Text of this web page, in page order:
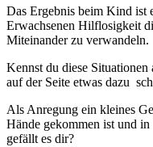
Das Ergebnis beim Kind ist
Erwachsenen Hilflosigkeit
Miteinander zu verwandeln.
Kennst du diese
auf der Seite etwas dazu
Als Anregung ein kleines
Hände gekommen ist und
gefällt es dir?